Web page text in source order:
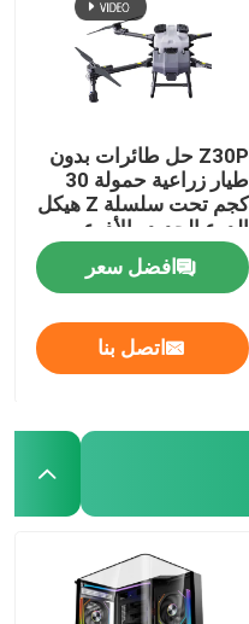
Z30P حل طائرات بدون
طيار زراعية حمولة 30
كجم تحت سلسلة Z هيكل
الدرع الجديد والأذرع
المطوية على شكل Z
افضل سعر
اتصل بنا